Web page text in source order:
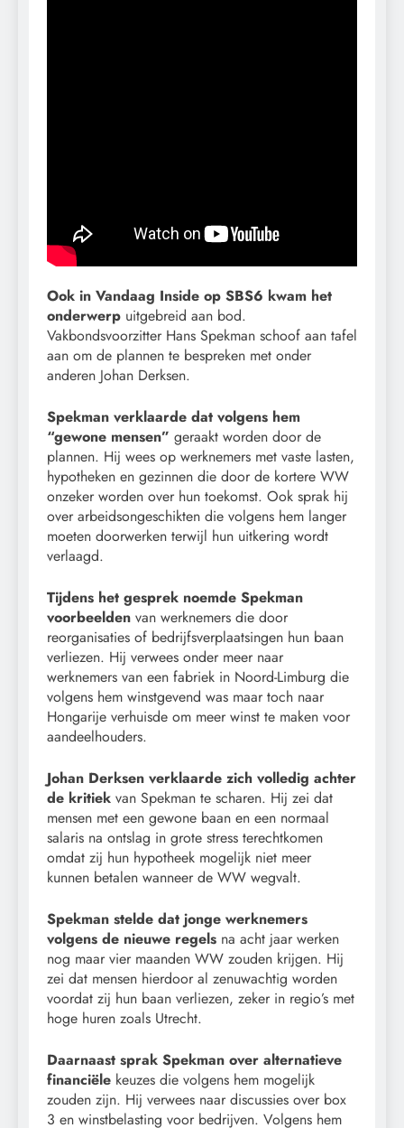
Ook in Vandaag Inside op SBS6 kwam het
onderwerp uitgebreid aan bod.
Vakbondsvoorzitter Hans Spekman schoof aan tafel
aan om de plannen te bespreken met onder
anderen Johan Derksen.
Spekman verklaarde dat volgens hem
“gewone mensen” geraakt worden door de
plannen. Hij wees op werknemers met vaste lasten,
hypotheken en gezinnen die door de kortere WW
onzeker worden over hun toekomst. Ook sprak hij
over arbeidsongeschikten die volgens hem langer
moeten doorwerken terwijl hun uitkering wordt
verlaagd.
Tijdens het gesprek noemde Spekman
voorbeelden van werknemers die door
reorganisaties of bedrijfsverplaatsingen hun baan
verliezen. Hij verwees onder meer naar
werknemers van een fabriek in Noord-Limburg die
volgens hem winstgevend was maar toch naar
Hongarije verhuisde om meer winst te maken voor
aandeelhouders.
Johan Derksen verklaarde zich volledig achter
de kritiek van Spekman te scharen. Hij zei dat
mensen met een gewone baan en een normaal
salaris na ontslag in grote stress terechtkomen
omdat zij hun hypotheek mogelijk niet meer
kunnen betalen wanneer de WW wegvalt.
Spekman stelde dat jonge werknemers
volgens de nieuwe regels na acht jaar werken
nog maar vier maanden WW zouden krijgen. Hij
zei dat mensen hierdoor al zenuwachtig worden
voordat zij hun baan verliezen, zeker in regio’s met
hoge huren zoals Utrecht.
Daarnaast sprak Spekman over alternatieve
financiële keuzes die volgens hem mogelijk
zouden zijn. Hij verwees naar discussies over box
3 en winstbelasting voor bedrijven. Volgens hem